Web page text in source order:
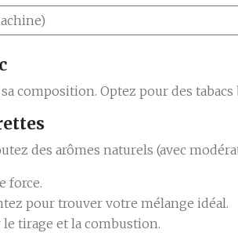
composition. Optez pour des
des arômes naturels (avec
force.
pour trouver votre mélange idéal.
tirage et la combustion.